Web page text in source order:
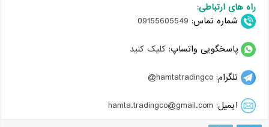
راه های ارتباطی:
شماره تماس: 09155605549
پاسخگویی واتساپ:کلیک کنید
تلگرام:hamtatradingco@
ایمیل: hamta.tradingco@gmail.com